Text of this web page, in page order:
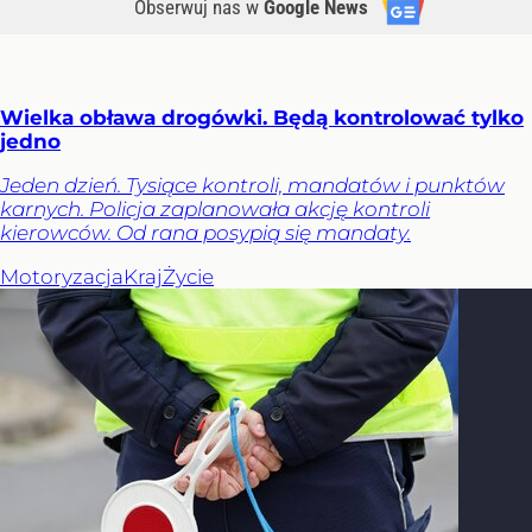
Obserwuj nas w Google News
Wielka obława drogówki. Będą kontrolować tylko
jedno
Jeden dzień. Tysiące kontroli, mandatów i punktów
karnych. Policja zaplanowała akcję kontroli
kierowców. Od rana posypią się mandaty.
MotoryzacjaKrajŻycie